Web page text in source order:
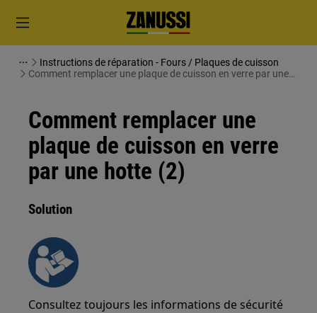
Instructions de réparation - Fours / Plaques de cuisson
Comment remplacer une plaque de cuisson en verre par une
Comment remplacer une
plaque de cuisson en verre
par une hotte (2)
Solution
Consultez toujours les informations de sécurité